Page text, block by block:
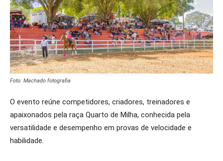
Foto: Machado fotografia
O evento reúne competidores, criadores, treinadores e
apaixonados pela raça Quarto de Milha, conhecida pela
versatilidade e desempenho em provas de velocidade e
habilidade.